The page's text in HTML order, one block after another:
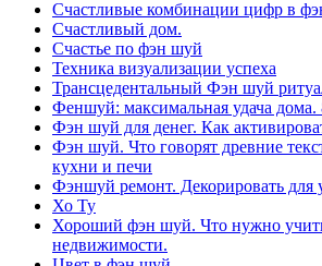
Счастливые комбинации цифр в
Счастливый дом.
Счастье по фэн шуй
Техника визуализации успеха
Трансцедентальный Фэн шуй
Феншуй: максимальная удача дома.
Фэн шуй для денег. Как
Фэн шуй. Что говорят древние
кухни и печи
Фэншуй ремонт. Декорировать для
Хо Ту
Хороший фэн шуй. Что нужно
недвижимости.